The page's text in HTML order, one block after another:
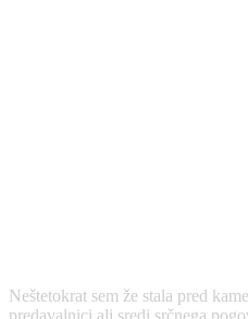
Neštetokrat sem že stala pred
predavalnici ali sredi srčnega